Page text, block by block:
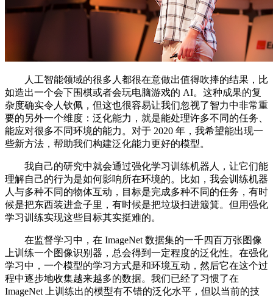
人工智能领域的很多人都很在意做出值得吹捧的结果，比
如造出一个会下围棋或者会玩电脑游戏的 AI。这种成果的复
杂度确实令人钦佩，但这也很容易让我们忽视了智力中非常重
要的另外一个维度：泛化能力，就是能处理许多不同的任务、
能应对很多不同环境的能力。对于 2020 年，我希望能出现一
些新方法，帮助我们构建泛化能力更好的模型。
我自己的研究中就会通过强化学习训练机器人，让它们能
理解自己的行为是如何影响所在环境的。比如，我会训练机器
人与多种不同的物体互动，目标是完成多种不同的任务，有时
候是把东西装进盒子里，有时候是把垃圾扫进簸箕。但用强化
学习训练实现这些目标其实挺难的。
在监督学习中，在 ImageNet 数据集的一千四百万张图像
上训练一个图像识别器，总会得到一定程度的泛化性。在强化
学习中，一个模型的学习方式是和环境互动，然后它在这个过
程中逐步地收集越来越多的数据。我们已经了习惯了在
ImageNet 上训练出的模型有不错的泛化水平，但以当前的技